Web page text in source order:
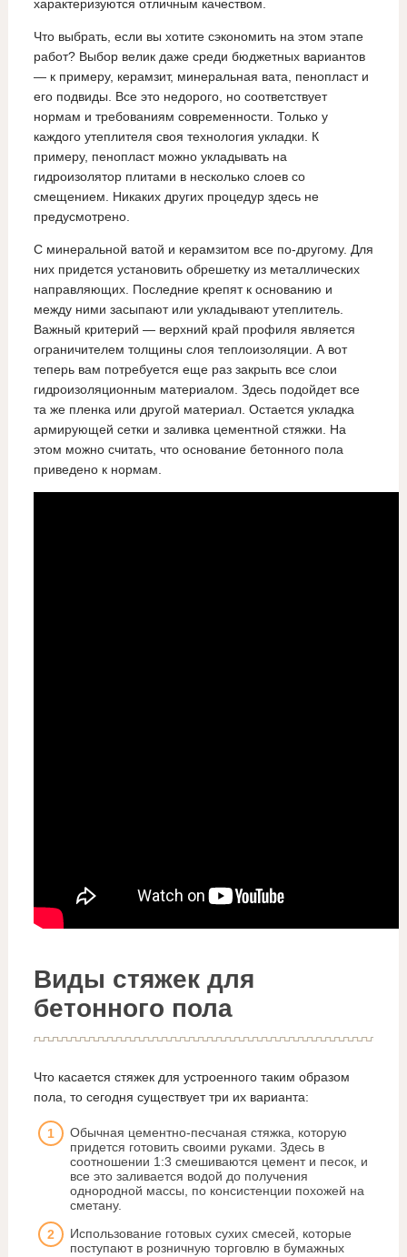
характеризуются отличным качеством.
Что выбрать, если вы хотите сэкономить на этом этапе
работ? Выбор велик даже среди бюджетных вариантов
— к примеру, керамзит, минеральная вата, пенопласт и
его подвиды. Все это недорого, но соответствует
нормам и требованиям современности. Только у
каждого утеплителя своя технология укладки. К
примеру, пенопласт можно укладывать на
гидроизолятор плитами в несколько слоев со
смещением. Никаких других процедур здесь не
предусмотрено.
С минеральной ватой и керамзитом все по-другому. Для
них придется установить обрешетку из металлических
направляющих. Последние крепят к основанию и
между ними засыпают или укладывают утеплитель.
Важный критерий — верхний край профиля является
ограничителем толщины слоя теплоизоляции. А вот
теперь вам потребуется еще раз закрыть все слои
гидроизоляционным материалом. Здесь подойдет все
та же пленка или другой материал. Остается укладка
армирующей сетки и заливка цементной стяжки. На
этом можно считать, что основание бетонного пола
приведено к нормам.
Виды стяжек для
бетонного пола
Что касается стяжек для устроенного таким образом
пола, то сегодня существует три их варианта:
Обычная цементно-песчаная стяжка, которую
придется готовить своими руками. Здесь в
соотношении 1:3 смешиваются цемент и песок, и
все это заливается водой до получения
однородной массы, по консистенции похожей на
сметану.
Использование готовых сухих смесей, которые
поступают в розничную торговлю в бумажных